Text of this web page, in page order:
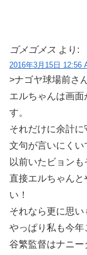
ゴメゴメス より:
2016年3月15日 12:56
>ナゴヤ球場前さ
エルちゃんは画面
す。
それだけに余計に
文句が言いにく
以前いたビョンも
直接エルちゃんと
い！
それなら更に思い
やっぱり私も今年
谷繁監督はナニー